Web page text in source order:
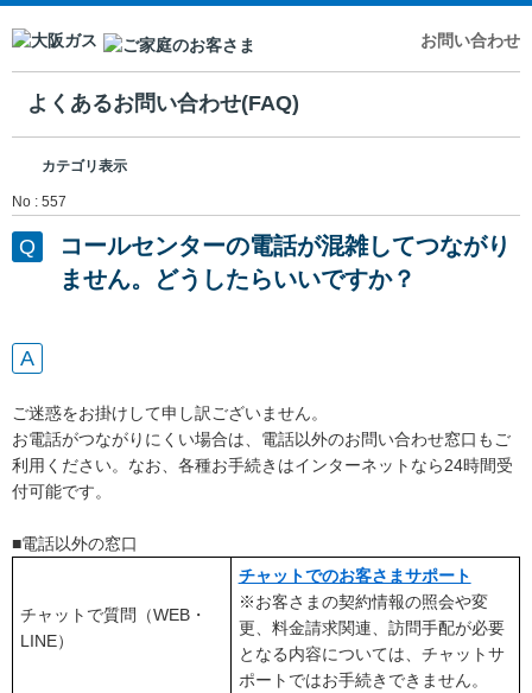
お問い合わせ
よくあるお問い合わせ(FAQ)
カテゴリ表示
No : 557
コールセンターの電話が混雑してつながり
ません。どうしたらいいですか？
ご迷惑をお掛けして申し訳ございません。
お電話がつながりにくい場合は、電話以外のお問い合わせ窓口もご
利用ください。なお、各種お手続きはインターネットなら24時間受
付可能です。
■電話以外の窓口
チャットで質問（WEB・
LINE）
チャットでのお客さまサポート
※お客さまの契約情報の照会や変
更、料金請求関連、訪問手配が必要
となる内容については、チャットサ
ポートではお手続きできません。